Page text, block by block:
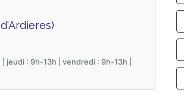
: 9h-13h | vendredi : 9h-13h |